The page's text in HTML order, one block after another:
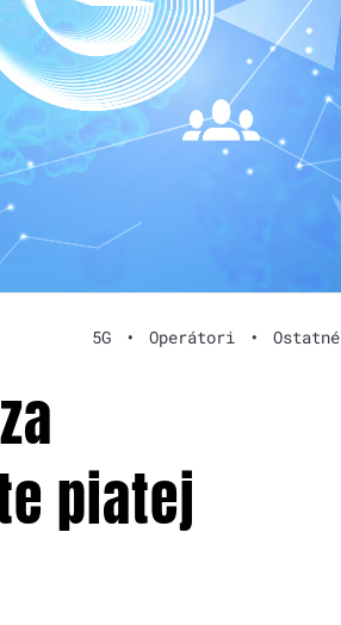
5G • Operátori • Ostatné
piatej